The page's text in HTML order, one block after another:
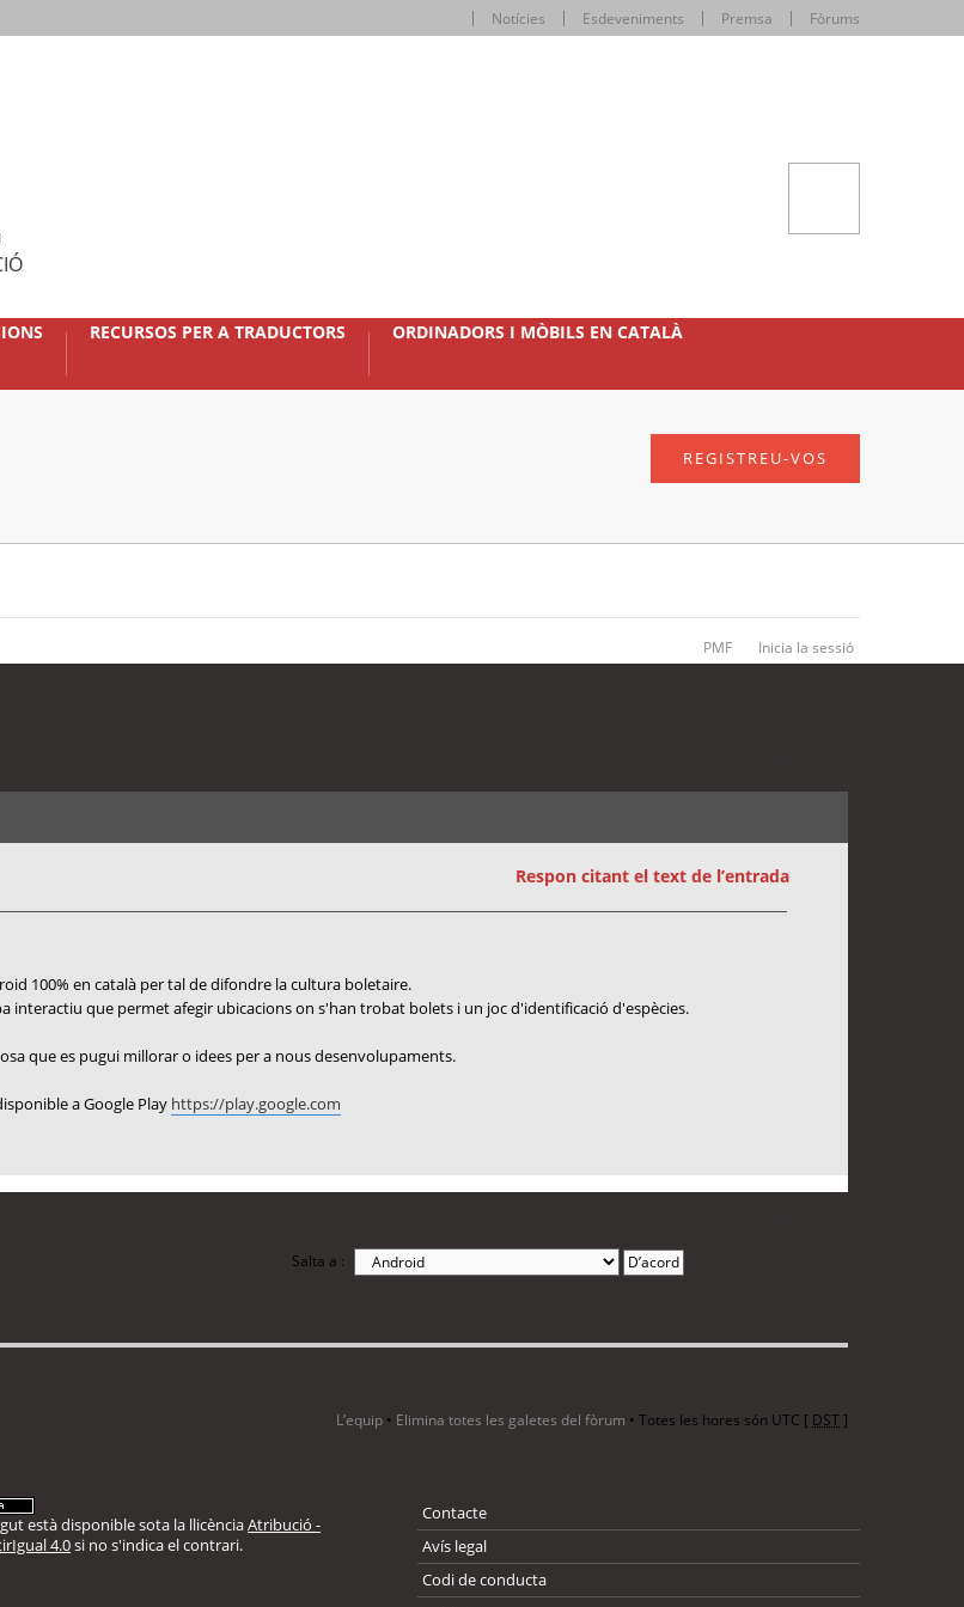
Notícies Esdeveniments Premsa Fòrums
RECURSOS PER A TRADUCTORS ORDINADORS I MÒBILS EN CATALÀ
REGISTREU-VOS
PMF Inicia la sessió
Respon citant el text de l’entrada
100% en català per tal de difondre la cultura boletaire.
interactiu que permet afegir ubicacions on s'han trobat bolets i un joc d'identificació d'espècies.
que es pugui millorar o idees per a nous desenvolupaments.
a Google Play https://play.google.com
Salta a :
L’equip • Elimina totes les galetes del fòrum • Totes les hores són UTC [ DST]
està disponible sota la llicènciaAtribució -
4.0si no s'indica el contrari.
Contacte
Avís legal
Codi de conducta